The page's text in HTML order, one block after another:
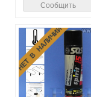
Сообщить
НЕТ В НАЛИЧИИ